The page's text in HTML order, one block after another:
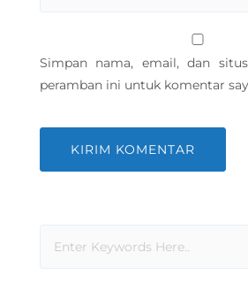
Simpan nama, email, dan
peramban ini untuk komentar